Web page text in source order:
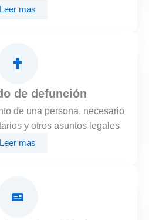
Leer mas
de defunción
de una persona, necesario
y otros asuntos legales
Leer mas